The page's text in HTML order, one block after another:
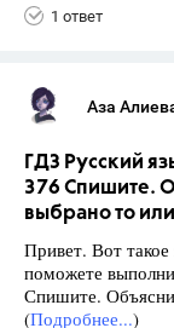
1 ответ
Аза
ГДЗ Русский
376 Спишите.
выбрано то
Привет. Вот
поможете
Спишите.
(Подробнее...)